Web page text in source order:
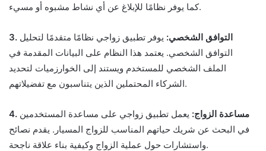
كما يوفر نظامًا للإبلاغ عن أي نشاط مشبوه أو مسيء.
3. التوافق الشخصي: يوفر تطبيق زواجي نظامًا متقدمًا لتحليل
التوافق الشخصي. يعتمد هذا النظام على البيانات المقدمة في
الملف الشخصي للمستخدم ويستند إلى الخوارزميات لتحديد
الشركاء المحتملين الذين يتناسبون مع تفضيلاتهم.
4. مساعدة الزواج: يعمل تطبيق زواجي على مساعدة المستخدمين
في البحث عن شريك حياتهم المناسب للزواج المسيار. يقدم نصائح
واستشارات حول عملية الزواج وكيفية بناء علاقة ناجحة.